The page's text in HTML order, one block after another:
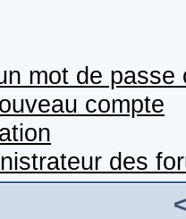
mot de passe
compte
des